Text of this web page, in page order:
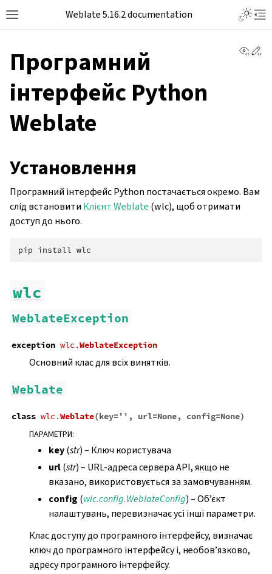
Weblate 5.16.2 documentation
Програмний
інтерфейс Python
Weblate
Установлення
Програмний інтерфейс Python постачається окремо. Вам
слід встановити Клієнт Weblate (wlc), щоб отримати
доступ до нього.
pip install
wlc
WeblateException
exception wlc.WeblateException
Основний клас для всіх винятків.
Weblate
class wlc.Weblate(key='' , url=None, config=None)
ПАРАМЕТРИ:
key(str) – Ключ користувача
url(str) – URL-адреса сервера API, якщо не
вказано, використовується за замовчуванням.
config (wlc.config.WeblateConfig) – Об’єкт
налаштувань, перевизначає усі інші параметри.
Клас доступу до програмного інтерфейсу, визначає
ключ до програмного інтерфейсу і, необов’язково,
адресу програмного інтерфейсу.